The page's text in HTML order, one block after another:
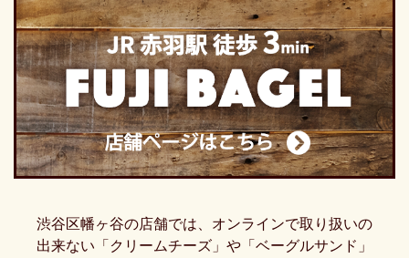
渋谷区幡ヶ谷の店舗では、オンラインで取り扱いの
出来ない「クリームチーズ」や「ベーグルサンド」